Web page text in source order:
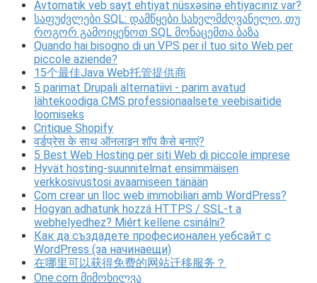
Avtomatik veb sayt ehtiyat nüsxəsinə ehtiyacınız var?
საფუძვლები SQL: დამწყები სახელმძღვანელო, თუ
როგორ გამოიყენოთ SQL მონაცემთა ბაზა
Quando hai bisogno di un VPS per il tuo sito Web per
piccole aziende?
15个最佳Java Web托管提供商
5 parimat Drupali alternatiivi - parim avatud
lähtekoodiga CMS professionaalsete veebisaitide
loomiseks
Critique Shopify
वर्डप्रेस के साथ ऑनलाइन शॉप कैसे बनाएं?
5 Best Web Hosting per siti Web di piccole imprese
Hyvät hosting-suunnitelmat ensimmäisen
verkkosivustosi avaamiseen tänään
Com crear un lloc web immobiliari amb WordPress?
Hogyan adhatunk hozzá HTTPS / SSL-t a
webhelyedhez? Miért kellene csinálni?
Как да създадете професионален уебсайт с
WordPress (за начинаещи)
在哪里可以获得免费的网站迁移服务？
One.com მიმოხილვა